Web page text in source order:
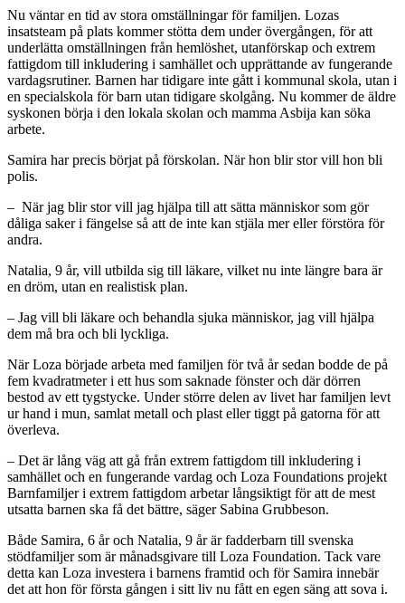
Nu väntar en tid av stora omställningar för familjen. Lozas
insatsteam på plats kommer stötta dem under övergången, för att
underlätta omställningen från hemlöshet, utanförskap och extrem
fattigdom till inkludering i samhället och upprättande av fungerande
vardagsrutiner. Barnen har tidigare inte gått i kommunal skola, utan i
en specialskola för barn utan tidigare skolgång. Nu kommer de äldre
syskonen börja i den lokala skolan och mamma Asbija kan söka
arbete.
Samira har precis börjat på förskolan. När hon blir stor vill hon bli
polis.
– När jag blir stor vill jag hjälpa till att sätta människor som gör
dåliga saker i fängelse så att de inte kan stjäla mer eller förstöra för
andra.
Natalia, 9 år, vill utbilda sig till läkare, vilket nu inte längre bara är
en dröm, utan en realistisk plan.
– Jag vill bli läkare och behandla sjuka människor, jag vill hjälpa
dem må bra och bli lyckliga.
När Loza började arbeta med familjen för två år sedan bodde de på
fem kvadratmeter i ett hus som saknade fönster och där dörren
bestod av ett tygstycke. Under större delen av livet har familjen levt
ur hand i mun, samlat metall och plast eller tiggt på gatorna för att
överleva.
– Det är lång väg att gå från extrem fattigdom till inkludering i
samhället och en fungerande vardag och Loza Foundations projekt
Barnfamiljer i extrem fattigdom arbetar långsiktigt för att de mest
utsatta barnen ska få det bättre, säger Sabina Grubbeson.
Både Samira, 6 år och Natalia, 9 år är fadderbarn till svenska
stödfamiljer som är månadsgivare till Loza Foundation. Tack vare
detta kan Loza investera i barnens framtid och för Samira innebär
det att hon för första gången i sitt liv nu fått en egen säng att sova i.